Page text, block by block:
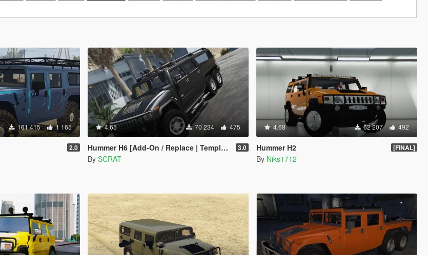
161 415 1 165
2.0
4.65 70 234 475
Hummer H6 [Add-On / Replace | Template] 3.0
By SCRAT
4.68 62 207 492
Hummer H2 [FINAL]
By Niks1712